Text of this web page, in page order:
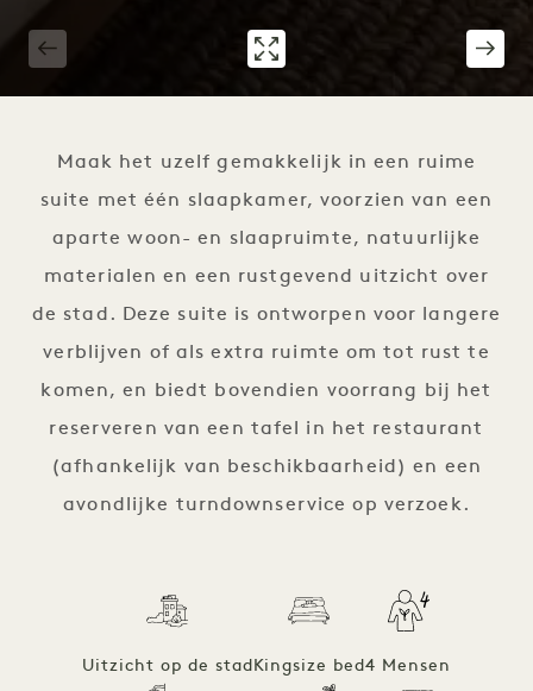
Maak het uzelf gemakkelijk in een ruime
suite met één slaapkamer, voorzien van een
aparte woon- en slaapruimte, natuurlijke
materialen en een rustgevend uitzicht over
de stad. Deze suite is ontworpen voor langere
verblijven of als extra ruimte om tot rust te
komen, en biedt bovendien voorrang bij het
reserveren van een tafel in het restaurant
(afhankelijk van beschikbaarheid) en een
avondlijke turndownservice op verzoek.
Uitzicht op de stad Kingsize bed4 Mensen